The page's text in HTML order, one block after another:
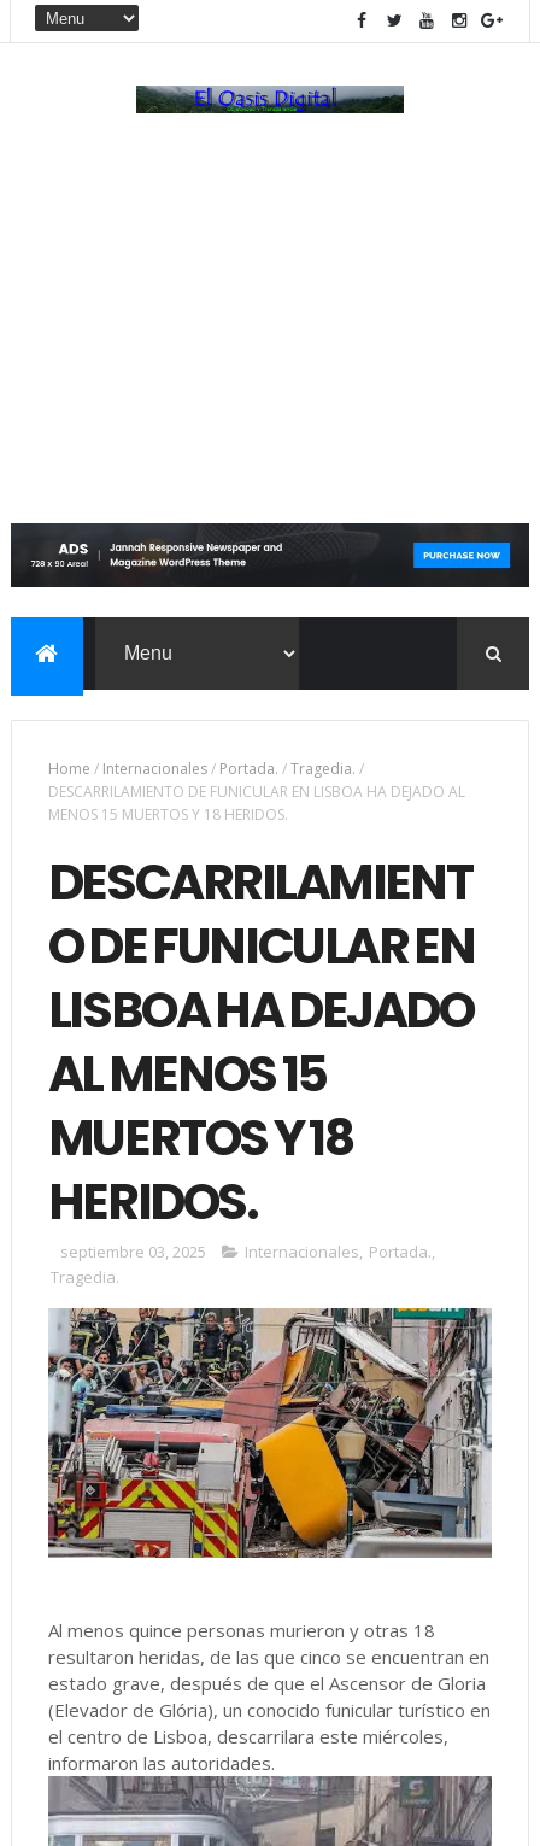
Home / Internacionales/ Portada. /Tragedia. /
DESCARRILAMIENTO DE FUNICULAR EN LISBOA HA DEJADO AL
MENOS 15 MUERTOS Y 18 HERIDOS.
DESCARRILAMIENT
O DE FUNICULAR EN
LISBOA HA DEJADO
AL MENOS 15
MUERTOS Y 18
HERIDOS.
septiembre 03, 2025 Internacionales, Portada.,
Tragedia.
Al menos quince personas murieron y otras 18
resultaron heridas, de las que cinco se encuentran en
estado grave, después de que el Ascensor de Gloria
(Elevador de Glória), un conocido funicular turístico en
el centro de Lisboa, descarrilara este miércoles,
informaron las autoridades.